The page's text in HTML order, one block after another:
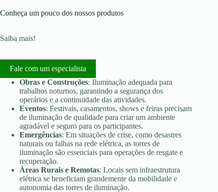
Conheça um pouco dos nossos produtos
Saiba mais!
Fale com um especialista
Obras e Construções: Iluminação adequada para
trabalhos noturnos, garantindo a segurança dos
operários e a continuidade das atividades.
Eventos: Festivais, casamentos, shows e feiras precisam
de iluminação de qualidade para criar um ambiente
agradável e seguro para os participantes.
Emergências: Em situações de crise, como desastres
naturais ou falhas na rede elétrica, as torres de
iluminação são essenciais para operações de resgate e
recuperação.
Áreas Rurais e Remotas: Locais sem infraestrutura
elétrica se beneficiam grandemente da mobilidade e
autonomia das torres de iluminação.